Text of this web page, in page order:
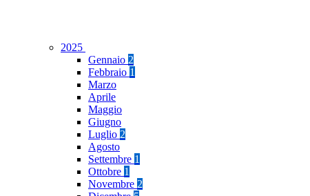
2025
Gennaio 2
Febbraio 1
Marzo
Aprile
Maggio
Giugno
Luglio 2
Agosto
Settembre 1
Ottobre 1
Novembre 2